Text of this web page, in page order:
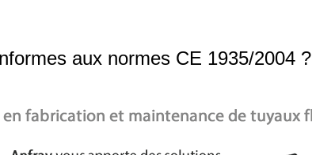
aux normes CE 1935/2004 ?